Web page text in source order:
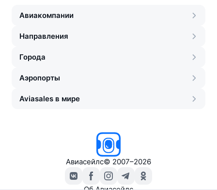
Авиакомпании
Направления
Города
Аэропорты
Aviasales в мире
Авиасейлс© 2007–2026